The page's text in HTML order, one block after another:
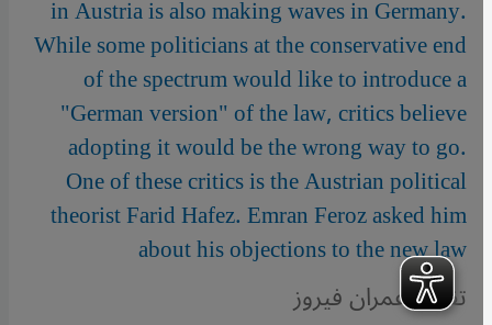
in Austria is also making waves in Germany.
While some politicians at the conservative end
of the spectrum would like to introduce a
"German version" of the law, critics believe
adopting it would be the wrong way to go.
One of these critics is the Austrian political
theorist Farid Hafez. Emran Feroz asked him
about his objections to the new law
تقرير: عمران فيروز